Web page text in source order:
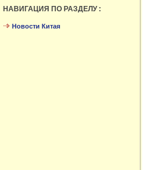
НАВИГАЦИЯ ПО РАЗДЕЛУ :
Новости Китая